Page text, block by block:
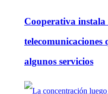
Cooperativa
algunos servicios